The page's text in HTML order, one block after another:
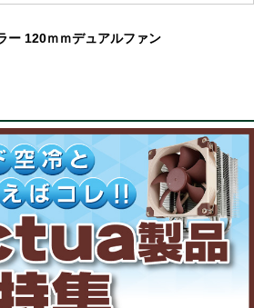
ー 120ｍｍデュアルファン